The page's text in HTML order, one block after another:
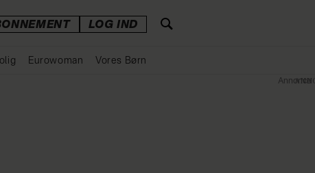
LOG IND
Eurowoman Vores Børn
Annonce